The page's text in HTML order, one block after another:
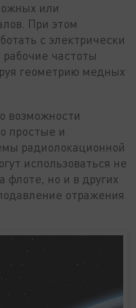
или
При этом
с электрически
частоты
геометрию медных
возможности
простые и
радиолокационной
использоваться не
флоте, но и в других
отражения